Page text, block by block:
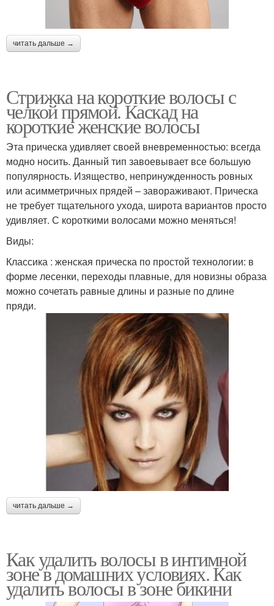
читать дальше →
Стрижка на короткие волосы с
челкой прямой. Каскад на
короткие женские волосы
Эта прическа удивляет своей вневременностью: всегда
модно носить. Данный тип завоевывает все большую
популярность. Изящество, непринужденность ровных
или асимметричных прядей – завораживают. Прическа
не требует тщательного ухода, широта вариантов просто
удивляет. С короткими волосами можно меняться!
Виды:
Классика : женская прическа по простой технологии: в
форме лесенки, переходы плавные, для новизны образа
можно сочетать равные длины и разные по длине
пряди.
читать дальше →
Как удалить волосы в интимной
зоне в домашних условиях. Как
удалить волосы в зоне бикини